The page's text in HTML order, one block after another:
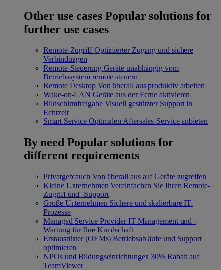
Other use cases Popular solutions for
further use cases
Remote-Zugriff Optimierter Zugang und sichere
Verbindungen
Remote-Steuerung Geräte unabhängig vom
Betriebssystem remote steuern
Remote Desktop Von überall aus produktiv arbeiten
Wake-on-LAN Geräte aus der Ferne aktivieren
Bildschirmfreigabe Visuell gestützter Support in
Echtzeit
Smart Service Optimalen Aftersales-Service anbieten
By need Popular solutions for
different requirements
Privatgebrauch Von überall aus auf Geräte zugreifen
Kleine Unternehmen Vereinfachen Sie Ihren Remote-
Zugriff und -Support
Große Unternehmen Sichere und skalierbare IT-
Prozesse
Managed Service Provider IT-Management und -
Wartung für Ihre Kundschaft
Erstausrüster (OEMs) Betriebsabläufe und Support
optimieren
NPOs und Bildungseinrichtungen 30% Rabatt auf
TeamViewer